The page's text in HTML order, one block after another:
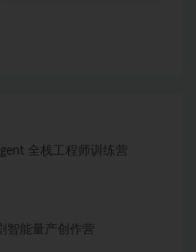
全栈工程师训练营
智能量产创作营